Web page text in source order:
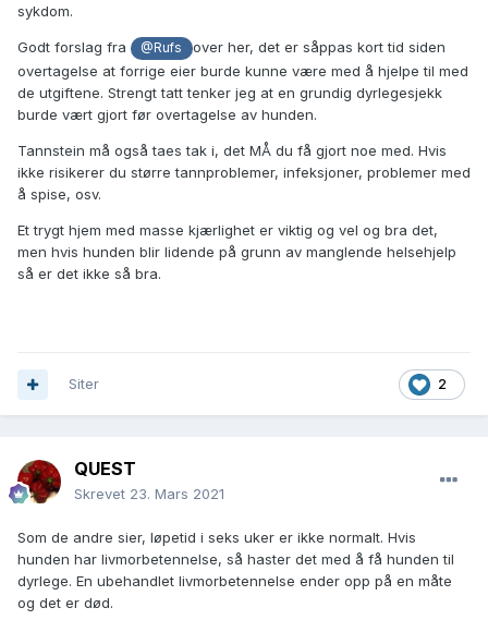
sykdom.
Godt forslag fra @Rufs
over her, det er såppas kort tid siden
overtagelse at forrige eier burde kunne være med å hjelpe til med
de utgiftene. Strengt tatt tenker jeg at en grundig dyrlegesjekk
burde vært gjort før overtagelse av hunden.
Tannstein må også taes tak i, det MÅ du få gjort noe med. Hvis
ikke risikerer du større tannproblemer, infeksjoner, problemer med
å spise, osv.
Et trygt hjem med masse kjærlighet er viktig og vel og bra det,
men hvis hunden blir lidende på grunn av manglende helsehjelp
så er det ikke så bra.
2
Siter
QUEST
Skrevet 23. Mars 2021
Som de andre sier, løpetid i seks uker er ikke normalt. Hvis
hunden har livmorbetennelse, så haster det med å få hunden til
dyrlege. En ubehandlet livmorbetennelse ender opp på en måte
og det er død.